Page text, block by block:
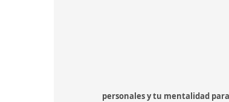
personales y tu mentalidad